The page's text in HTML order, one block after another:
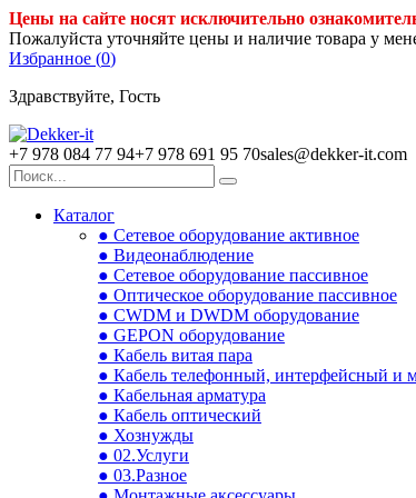
Цены на сайте носят исключительно
Пожалуйста уточняйте цены и наличие товара у
Избранное (0)
Здравствуйте, Гость
+7 978 084 77 94+7 978 691 95 70sales@dekker-it.com
Каталог
● Сетевое оборудование активное
● Видеонаблюдение
● Сетевое оборудование пассивное
● Оптическое оборудование пассивное
● CWDM и DWDM оборудование
● GEPON оборудование
● Кабель витая пара
● Кабель телефонный, интерфейсный и
● Кабельная арматура
● Кабель оптический
● Хознужды
● 02.Услуги
● 03.Разное